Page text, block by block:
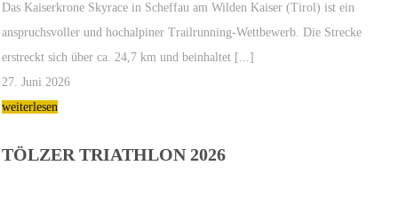
Das Kaiserkrone Skyrace in Scheffau am Wilden Kaiser (Tirol) ist ein
anspruchsvoller und hochalpiner Trailrunning-Wettbewerb. Die Strecke
erstreckt sich über ca. 24,7 km und beinhaltet [...]
27. Juni 2026
weiterlesen
TÖLZER TRIATHLON 2026